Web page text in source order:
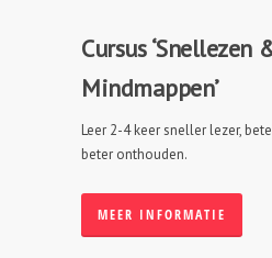
Cursus ‘Snellezen
Mindmappen’
Leer 2-4 keer sneller lezer,
beter onthouden.
MEER INFORMATIE